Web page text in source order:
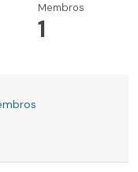
Membros
1